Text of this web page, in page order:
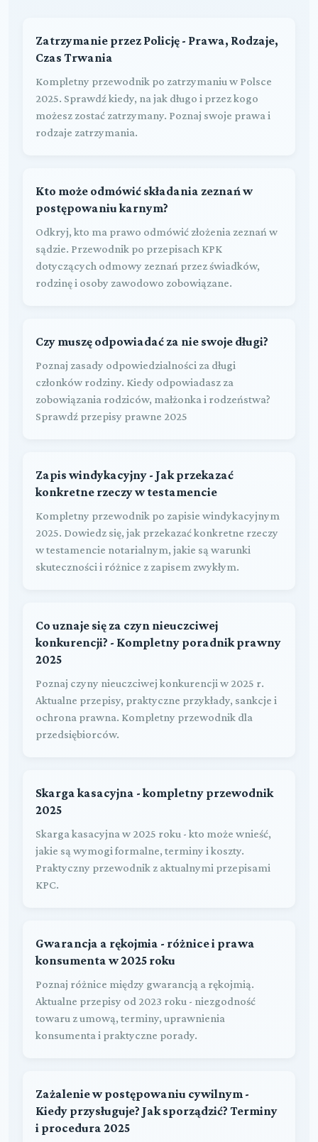
Zatrzymanie przez Policję - Prawa, Rodzaje,
Czas Trwania
Kompletny przewodnik po zatrzymaniu w Polsce
2025. Sprawdź kiedy, na jak długo i przez kogo
możesz zostać zatrzymany. Poznaj swoje prawa i
rodzaje zatrzymania.
Kto może odmówić składania zeznań w
postępowaniu karnym?
Odkryj, kto ma prawo odmówić złożenia zeznań w
sądzie. Przewodnik po przepisach KPK
dotyczących odmowy zeznań przez świadków,
rodzinę i osoby zawodowo zobowiązane.
Czy muszę odpowiadać za nie swoje długi?
Poznaj zasady odpowiedzialności za długi
członków rodziny. Kiedy odpowiadasz za
zobowiązania rodziców, małżonka i rodzeństwa?
Sprawdź przepisy prawne 2025
Zapis windykacyjny - Jak przekazać
konkretne rzeczy w testamencie
Kompletny przewodnik po zapisie windykacyjnym
2025. Dowiedz się, jak przekazać konkretne rzeczy
w testamencie notarialnym, jakie są warunki
skuteczności i różnice z zapisem zwykłym.
Co uznaje się za czyn nieuczciwej
konkurencji? - Kompletny poradnik prawny
2025
Poznaj czyny nieuczciwej konkurencji w 2025 r.
Aktualne przepisy, praktyczne przykłady, sankcje i
ochrona prawna. Kompletny przewodnik dla
przedsiębiorców.
Skarga kasacyjna - kompletny przewodnik
2025
Skarga kasacyjna w 2025 roku - kto może wnieść,
jakie są wymogi formalne, terminy i koszty.
Praktyczny przewodnik z aktualnymi przepisami
KPC.
Gwarancja a rękojmia - różnice i prawa
konsumenta w 2025 roku
Poznaj różnice między gwarancją a rękojmią.
Aktualne przepisy od 2023 roku - niezgodność
towaru z umową, terminy, uprawnienia
konsumenta i praktyczne porady.
Zażalenie w postępowaniu cywilnym -
Kiedy przysługuje? Jak sporządzić? Terminy
i procedura 2025